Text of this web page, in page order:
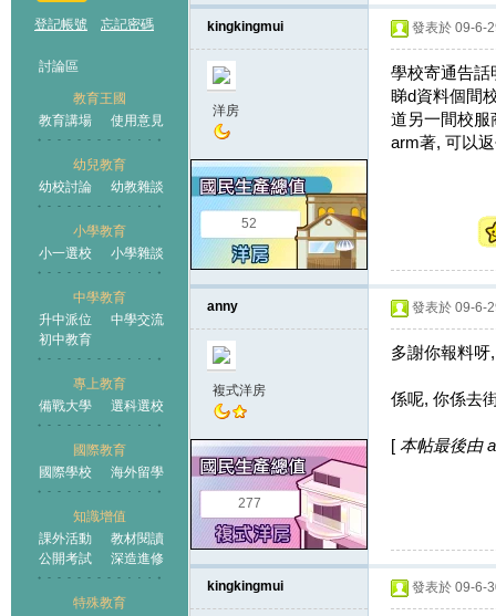
登記帳號 忘記密碼
討論區
教育王國
教育講場
使用意見
幼兒教育
幼校討論
幼教雜談
小學教育
小一選校
小學雜談
中學教育
升中派位
中學交流
初中教育
專上教育
備戰大學
選科選校
國際教育
國際學校
海外留學
知識增值
課外活動
教材閱讀
公開考試
深造進修
特殊教育
王國
kingkingmui
洋房
52
發表於 09-6-
學校寄通告話
睇d資料個間
道另一間校服
arm著, 可以
anny
複式洋房
277
發表於 09-6-
多謝你報料
係呢, 你係去
[ 本帖最後由
kingkingmui 發表於 09-6-